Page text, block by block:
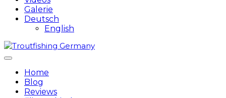
Galerie
Deutsch
English
Home
Blog
Reviews